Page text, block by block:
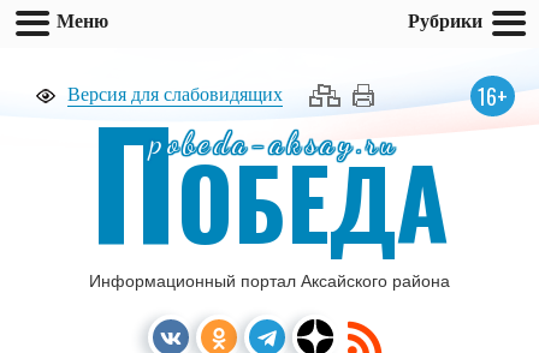
Версия для слабовидящих 16+
pobeda-aksay.ru
ПОБЕДА
Информационный портал Аксайского района
Меню Рубрики